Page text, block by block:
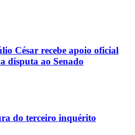
César recebe apoio oficial
disputa ao Senado
do terceiro inquérito